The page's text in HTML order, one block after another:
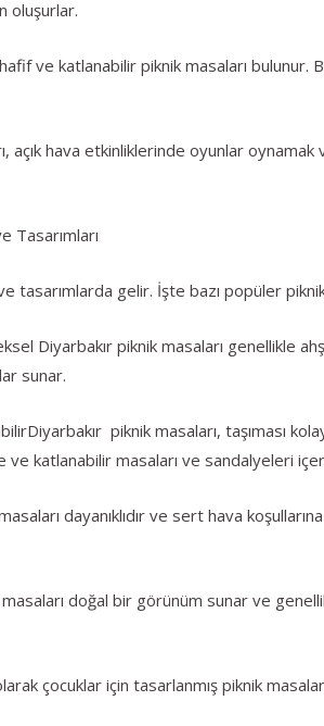
oluşurlar.
hafif ve katlanabilir piknik masaları
açık hava etkinliklerinde oyunlar
Tasarımları
tasarımlarda gelir. İşte bazı popüler
Diyarbakır piknik masaları genellikle
sunar.
piknik masaları, taşıması
katlanabilir masaları ve sandalyeleri
dayanıklıdır ve sert hava
masaları doğal bir görünüm sunar ve
çocuklar için tasarlanmış piknik